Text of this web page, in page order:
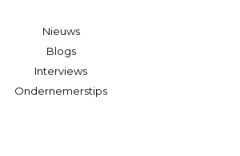
Nieuws
Blogs
Interviews
Ondernemerstips